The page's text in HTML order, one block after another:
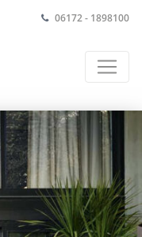
06172 - 1898100